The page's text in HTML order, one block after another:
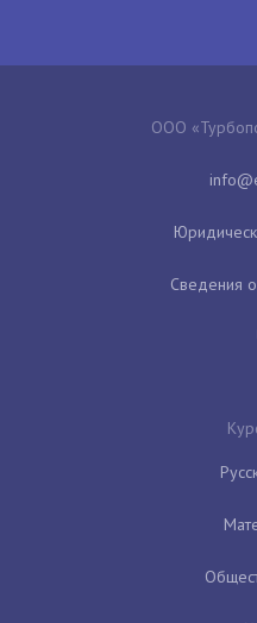
ООО
Сведения